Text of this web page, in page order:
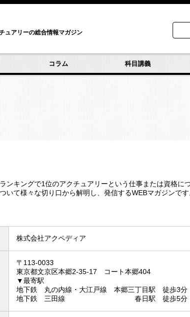
ュアリーの総合情報マガジン
コラム 科目講義
ンキングで1位のアクチュアリーという仕事または資格に
いて様々な切り口から解明し、発信するWEBマガジンです
株式会社アクペディア
〒113-0033
東京都文京区本郷2-35-17 コート本郷404
▼最寄駅
地下鉄 丸の内線・大江戸線 本郷三丁目駅 徒歩3分
地下鉄 三田線 春日駅 徒歩5分